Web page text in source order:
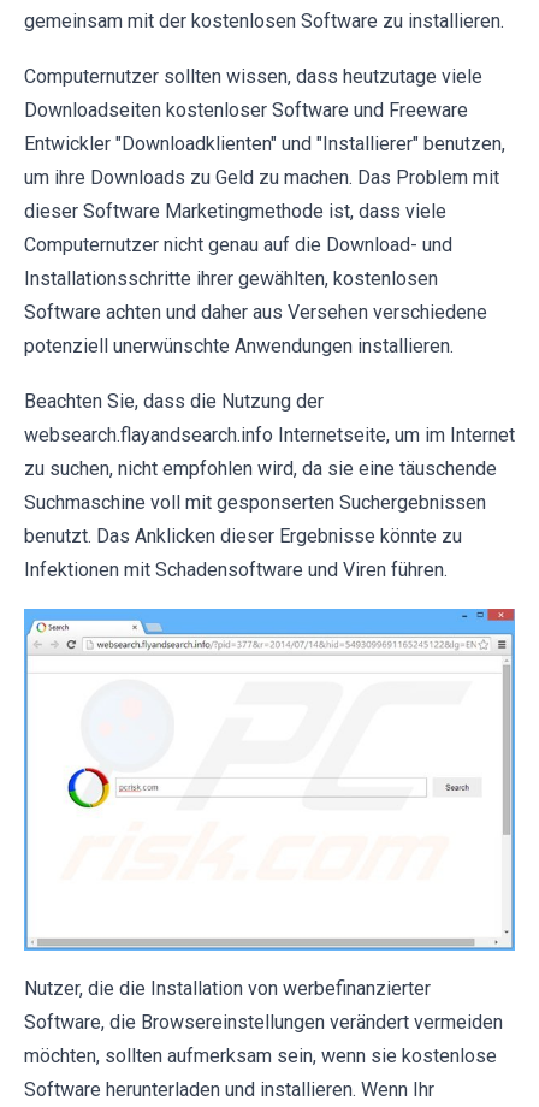
gemeinsam mit der kostenlosen Software zu installieren.
Computernutzer sollten wissen, dass heutzutage viele
Downloadseiten kostenloser Software und Freeware
Entwickler "Downloadklienten" und "Installierer" benutzen,
um ihre Downloads zu Geld zu machen. Das Problem mit
dieser Software Marketingmethode ist, dass viele
Computernutzer nicht genau auf die Download- und
Installationsschritte ihrer gewählten, kostenlosen
Software achten und daher aus Versehen verschiedene
potenziell unerwünschte Anwendungen installieren.
Beachten Sie, dass die Nutzung der
websearch.flayandsearch.info Internetseite, um im Internet
zu suchen, nicht empfohlen wird, da sie eine täuschende
Suchmaschine voll mit gesponserten Suchergebnissen
benutzt. Das Anklicken dieser Ergebnisse könnte zu
Infektionen mit Schadensoftware und Viren führen.
Nutzer, die die Installation von werbefinanzierter
Software, die Browsereinstellungen verändert vermeiden
möchten, sollten aufmerksam sein, wenn sie kostenlose
Software herunterladen und installieren. Wenn Ihr